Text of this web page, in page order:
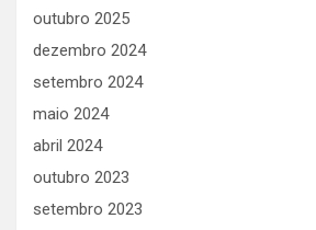
outubro 2025
dezembro 2024
setembro 2024
maio 2024
abril 2024
outubro 2023
setembro 2023